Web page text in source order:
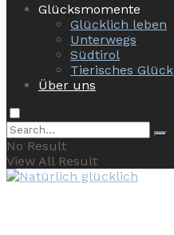
Glücksmomente
Glücklich leben
Unterwegs
Südtirol
Tierisches Glück
Über uns
No Result
View All Result